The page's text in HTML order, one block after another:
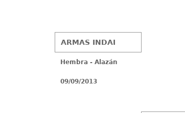
ARMAS INDAI
Hembra - Alazán
09/09/2013